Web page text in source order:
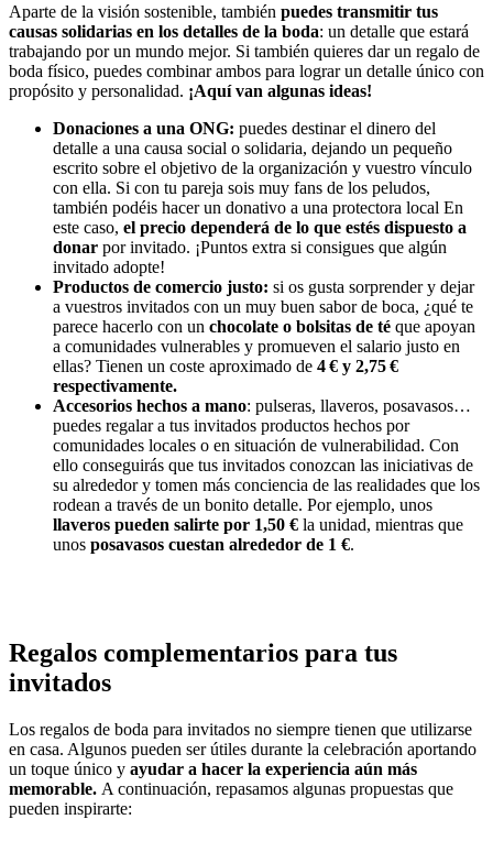
Aparte de la visión sostenible, también puedes transmitir tus
causas solidarias en los detalles de la boda: un detalle que estará
trabajando por un mundo mejor. Si también quieres dar un regalo de
boda físico, puedes combinar ambos para lograr un detalle único con
propósito y personalidad. ¡Aquí van algunas ideas!
Donaciones a una ONG: puedes destinar el dinero del
detalle a una causa social o solidaria, dejando un pequeño
escrito sobre el objetivo de la organización y vuestro vínculo
con ella. Si con tu pareja sois muy fans de los peludos,
también podéis hacer un donativo a una protectora local En
este caso, el precio dependerá de lo que estés dispuesto a
donar por invitado. ¡Puntos extra si consigues que algún
invitado adopte!
Productos de comercio justo: si os gusta sorprender y dejar
a vuestros invitados con un muy buen sabor de boca, ¿qué te
parece hacerlo con un chocolate o bolsitas de té que apoyan
a comunidades vulnerables y promueven el salario justo en
ellas? Tienen un coste aproximado de 4 € y 2,75 €
respectivamente.
Accesorios hechos a mano: pulseras, llaveros, posavasos…
puedes regalar a tus invitados productos hechos por
comunidades locales o en situación de vulnerabilidad. Con
ello conseguirás que tus invitados conozcan las iniciativas de
su alrededor y tomen más conciencia de las realidades que los
rodean a través de un bonito detalle. Por ejemplo, unos
llaveros pueden salirte por 1,50 € la unidad, mientras que
unos posavasos cuestan alrededor de 1 €.
Regalos complementarios para tus
invitados
Los regalos de boda para invitados no siempre tienen que utilizarse
en casa. Algunos pueden ser útiles durante la celebración aportando
un toque único y ayudar a hacer la experiencia aún más
memorable. A continuación, repasamos algunas propuestas que
pueden inspirarte: